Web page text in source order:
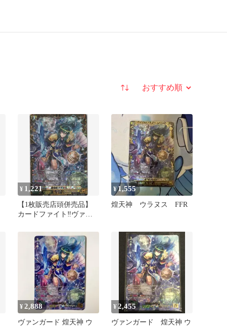
並び替え
¥ 1,221
【1枚販売店頭併売品】
カードファイト‼︎ヴァン
ド,DZシリーズ,スペシャ
ルシリーズ
DZ/SS16/FFR13FFR 煌天
神 ウラヌス FFR 1枚
¥1,555
煌天神 ウラヌス FFR
¥2,888
ヴァンガード 煌天神 ウ
¥ 2,455
ヴァンガード 煌天神 ウ